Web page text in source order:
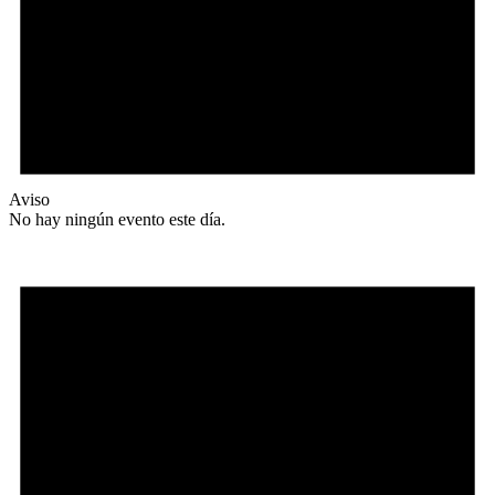
Aviso
No hay ningún evento este día.